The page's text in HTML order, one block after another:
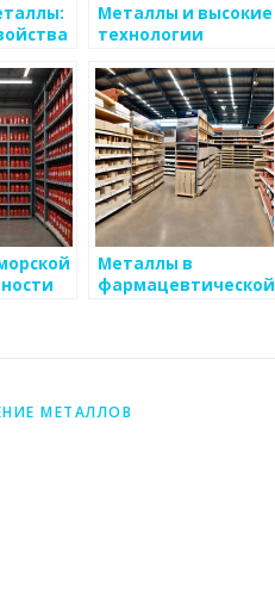
Металлы и высокие
технологии
Металлы в
фармацевтической
МЕТАЛЛОВ